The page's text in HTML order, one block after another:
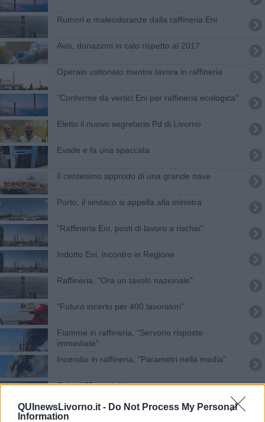
QUInewsLivorno.it - Do Not Process My Personal
Information
Rumori e maleodoranze dalla raffineria Eni
Avis, donazioni in calo rispetto al 2017
Operaio ustionato mentre lavora in raffineria
"Conferme da vertici Eni per raffineria ecologica"
Eletto il nuovo segretario Pd di Livorno
Evade e fa una spaccata
Il centesimo approdo di una grande nave
Porto, il sindaco si appella alla ministra
"Raffineria Eni, posti di lavoro a rischio"
Indotto Eni, incontro in Regione
Raffineria, "Ora un tavolo nazionale"
"Futuro incerto per 400 lavoratori"
Fiamme in raffineria, "Servono risposte
immediate"
Incendio in raffineria, "Parametri nella media"
Salvati 35 posti di lavoro, per ora
"Evitare disagi occupazionali alla raffineria"